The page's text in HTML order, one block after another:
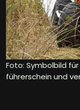
Foto: Symbolbild
führerschein und